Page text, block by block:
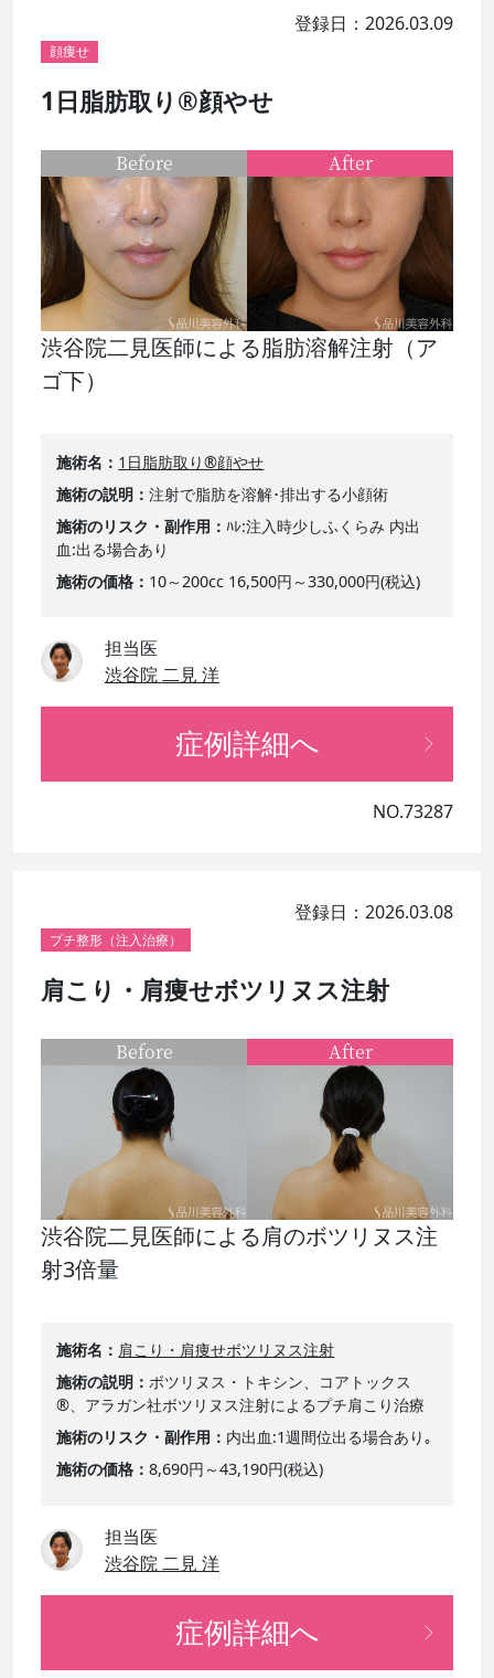
登録日：2026.03.09
顔痩せ
1日脂肪取り®顔やせ
渋谷院二見医師による脂肪溶解注射（ア
ゴ下）
施術名
1日脂肪取り®顔やせ
施術の説明
注射で脂肪を溶解･排出する小顔術
施術のリスク・副作用
ﾊﾚ:注入時少しふくらみ 内出
血:出る場合あり
施術の価格
10～200cc 16,500円～330,000円(税込)
担当医
渋谷院 二見 洋
Before After
症例詳細へ
NO.73287
登録日：2026.03.08
プチ整形（注入治療）
肩こり・肩痩せボツリヌス注射
渋谷院二見医師による肩のボツリヌス注
射3倍量
施術名
肩こり・肩痩せボツリヌス注射
施術の説明
ボツリヌス・トキシン、コアトックス
®、アラガン社ボツリヌス注射によるプチ肩こり治療
施術のリスク・副作用
内出血:1週間位出る場合あり｡
施術の価格
8,690円～43,190円(税込)
担当医
渋谷院 二見 洋
Before After
症例詳細へ